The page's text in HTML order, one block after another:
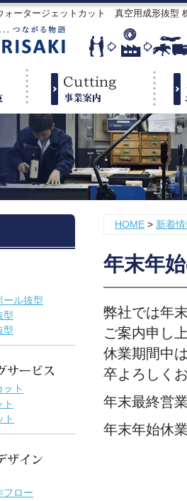
ォータージェットカット 真空用成形抜
ール抜型
型
型
ット
ト
ト
フロー
HOME > 新着
年末年
弊社では年
ご案内申し
休業期間中
卒よろしく
年末最終営
年末年始休